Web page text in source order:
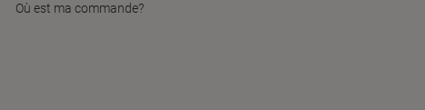
Où est ma commande?